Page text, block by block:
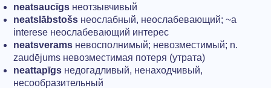
neatsaucīgs неотзывчивый
neatslābstošs неослабный, неослабевающий; ~а
interese неослабевающий интерес
neatsverams невосполнимый; невозместимый; n.
zaudējums невозместимая потеря (утрата)
neattapīgs недогадливый, ненаходчивый,
несообразительный